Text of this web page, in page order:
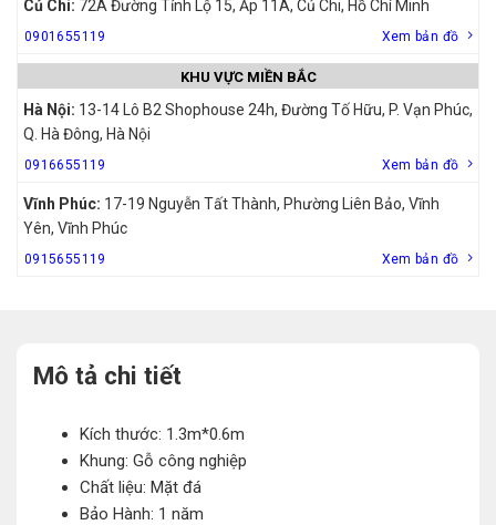
Củ Chi: 72A Đường Tỉnh Lộ 15, Ấp 11A, Củ Chi, Hồ Chí Minh
0901655119 Xem bản đồ
KHU VỰC MIỀN BẮC
Hà Nội: 13-14 Lô B2 Shophouse 24h, Đường Tố Hữu, P. Vạn Phúc,
Q. Hà Đông, Hà Nội
0916655119 Xem bản đồ
Vĩnh Phúc: 17-19 Nguyễn Tất Thành, Phường Liên Bảo, Vĩnh
Yên, Vĩnh Phúc
0915655119 Xem bản đồ
Mô tả chi tiết
Kích thước: 1.3m*0.6m
Khung: Gỗ công nghiệp
Chất liệu: Mặt đá
Bảo Hành: 1 năm